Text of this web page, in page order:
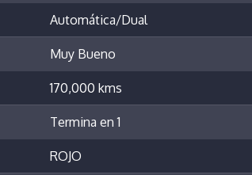
Automática/Dual
Muy Bueno
170,000 kms
Termina en 1
ROJO